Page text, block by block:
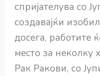
спријателува со
создавајќи
досега, работите
место за неколку
Рак Ракови, со